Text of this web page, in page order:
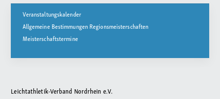
Veranstaltungskalender
Allgemeine Bestimmungen Regionsmeisterschaften
Meisterschaftstermine
Leichtathletik-Verband Nordrhein e.V.